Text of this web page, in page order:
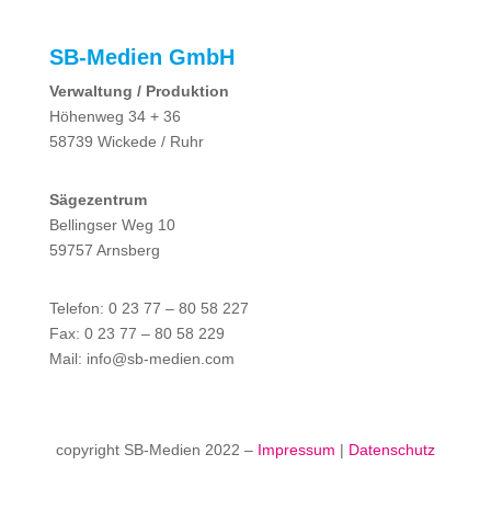
SB-Medien GmbH
Verwaltung / Produktion
Höhenweg 34 + 36
58739 Wickede / Ruhr
Sägezentrum
Bellingser Weg 10
59757 Arnsberg
Telefon: 0 23 77 – 80 58 227
Fax: 0 23 77 – 80 58 229
Mail: info@sb-medien.com
copyright SB-Medien 2022 – Impressum | Datenschutz